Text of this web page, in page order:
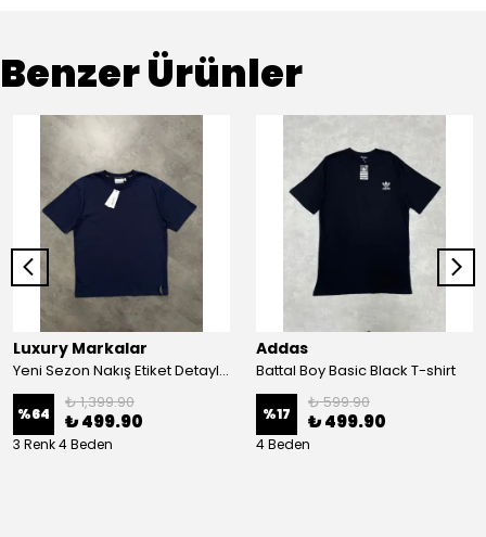
Benzer Ürünler
Luxury Markalar
Yeni Sezon Nakış Etiket Detaylı T-shirt
%64
₺ 1,399.90
₺ 499.90
3 Renk 4 Beden
Addas
Battal Boy Basic Black T-shirt
%17
₺ 599.90
₺ 499.90
4 Beden